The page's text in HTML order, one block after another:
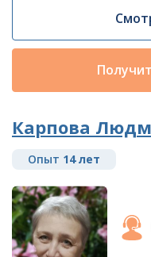
Карпова
Опыт 14 лет